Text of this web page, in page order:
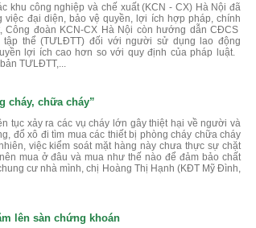
khu công nghiệp và chế xuất (KCN - CX) Hà Nội đã
việc đại diện, bảo vệ quyền, lợi ích hợp pháp, chính
đoàn KCN-CX Hà Nội còn hướng dẫn CĐCS
thể (TƯLĐTT) đối với người sử dụng lao động
lợi ích cao hơn so với quy định của pháp luật.
TƯLĐTT,...
cháy, chữa cháy”
tục xảy ra các vụ cháy lớn gây thiệt hại về người và
đổ xô đi tìm mua các thiết bị phòng cháy chữa cháy
việc kiểm soát mặt hàng này chưa thực sự chặt
mua ở đâu và mua như thế nào để đảm bảo chất
cư nhà mình, chị Hoàng Thị Hạnh (KĐT Mỹ Đình,
lên sàn chứng khoán